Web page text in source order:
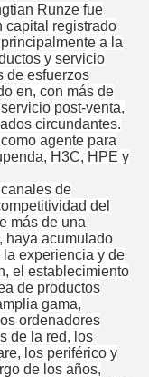
Runze fue
capital registrado
a la
y servicio
de esfuerzos
en, con más de
post-venta,
circundantes.
agente para
H3C, HPE y
de
del
más de una
haya acumulado
experiencia y de
el establecimiento
de productos
gama,
ordenadores
de la red, los
los periférico y
de los años,